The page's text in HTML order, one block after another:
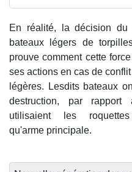
En réalité, la décision du
bateaux légers de
prouve comment cette
ses actions en cas de
légères. Lesdits bateaux
destruction, par rapport
utilisaient les
qu'arme principale.